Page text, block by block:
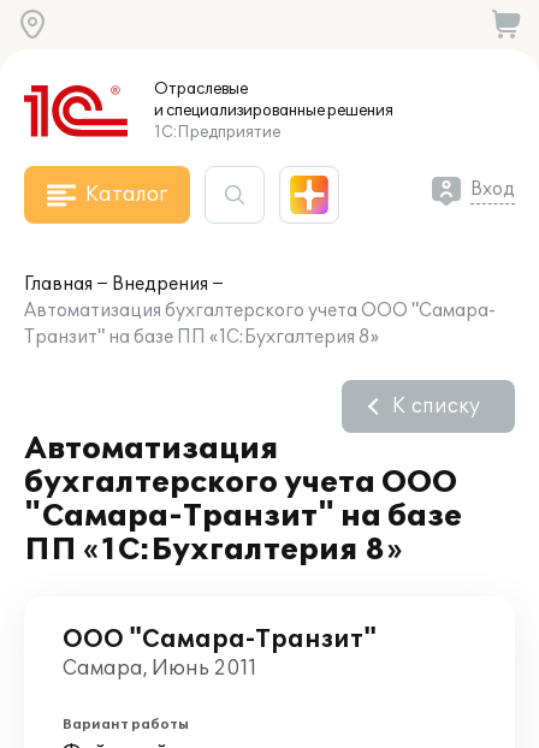
Отраслевые
и специализированныерешения
1С:Предприятие
Каталог Вход
Главная
Внедрения
Автоматизация бухгалтерского учета ООО "Самара-
Транзит" на базе ПП «1С:Бухгалтерия 8»
Автоматизация
бухгалтерского учета ООО
"Самара-Транзит" на базе
ПП «1С:Бухгалтерия 8»
К списку
ООО "Самара-Транзит"
Самара, Июнь 2011
Вариант работы